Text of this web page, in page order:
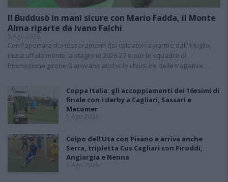
Il Buddusò in mani sicure con Mario Fadda, il Monte
Alma riparte da Ivano Falchi
5 Ago 2026
Con l'apertura dei tesseramenti dei calciatori a partire dall'1 luglio,
inizia ufficialmente la stagione 2026-27 e per le squadre di
Promozione girone B arrivano anche le chiusure delle trattative…
Coppa Italia: gli accoppiamenti dei 16esimi di
finale con i derby a Cagliari, Sassari e
Macomer
5 Ago 2026
Colpo dell'Uta con Pisano e arriva anche
Serra, tripletta Cus Cagliari con Piroddi,
Angiargia e Nenna
5 Ago 2026